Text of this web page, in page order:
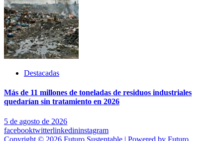
Destacadas
Más de 11 millones de toneladas de residuos industriales
quedarían sin tratamiento en 2026
5 de agosto de 2026
facebooktwitterlinkedininstagram
Copyright © 2026 Futuro Sustentable | Powered by Futuro